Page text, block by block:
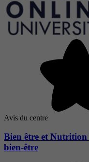
Avis du centre
Bien être et Nutrition
bien-être